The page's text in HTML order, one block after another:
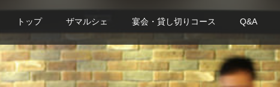
トップ ザマルシェ 宴会・貸し切りコース Q&A